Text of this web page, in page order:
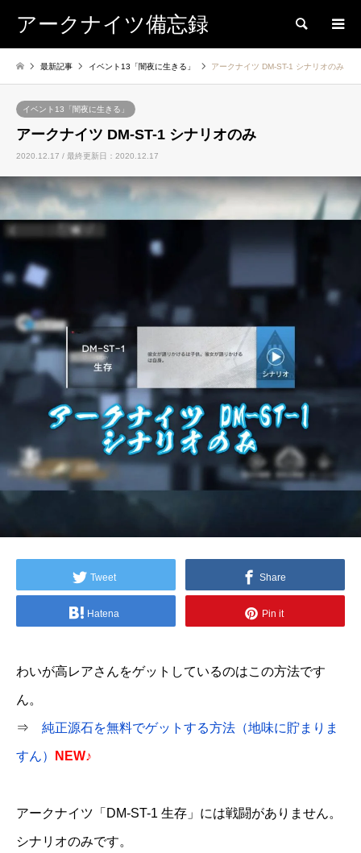
アークナイツ備忘録 検索
最新記事 イベント13「闇夜に生きる」 アークナイツ DM-ST-1 シナリオのみ
イベント13「闇夜に生きる」
アークナイツ DM-ST-1 シナリオのみ
2020.12.17 / 最終更新日：2020.12.17
Tweet Share
Hatena Pin it
わいが高レアさんをゲットしているのはこの方法です
ん。
⇒ 純正源石を無料でゲットする方法（地味に貯まりま
すん） NEW♪
アークナイツ「DM-ST-1 生存」には戦闘がありません。
シナリオのみです。